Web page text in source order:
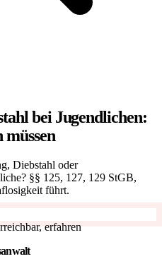
bei Jugendlichen:
müssen
Diebstahl oder
§§ 125, 127, 129 StGB,
führt.
erfahren